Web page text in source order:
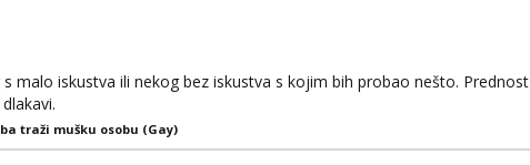
malo iskustva ili nekog bez iskustva s kojim bih probao nešto. Prednost
traži mušku osobu (Gay)